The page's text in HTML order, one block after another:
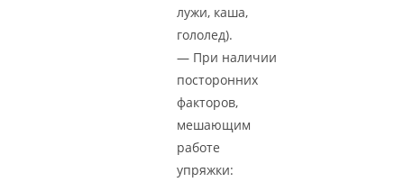
лужи, каша,
гололед).
— При наличии
посторонних
факторов,
мешающим
работе
упряжки: